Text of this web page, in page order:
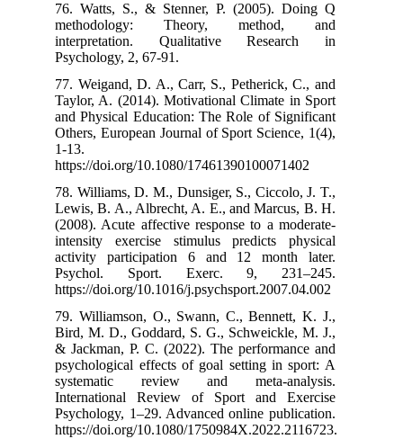
76. Watts, S.,
77. Weigand,
Taylor, A.
and Physical
Others,
78. Williams,
Lewis, B. A.,
(2008). Acute
intensity
activity
Psychol.
https://doi.org/
79.
Bird, M. D.,
& Jackman,
psychological
systematic
International
Psychology,
https://doi.org/